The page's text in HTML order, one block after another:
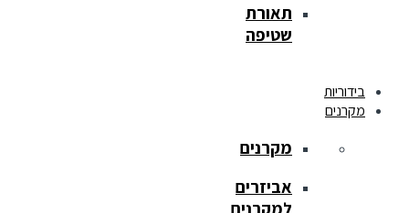
תאורת
שטיפה
בידוריות
מקרנים
מקרנים
אביזרים
למקרנים